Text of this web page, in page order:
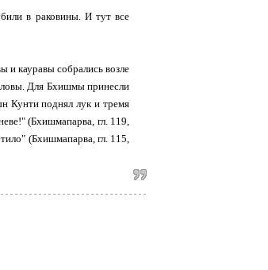
в раковины. И тут все
кауравы собрались возле
Для Бхишмы принесли
Кунти поднял лук и тремя
(Бхишмапарва, гл. 119,
(Бхишмапарва, гл. 115,